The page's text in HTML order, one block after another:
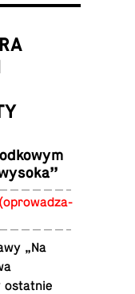
„Na
ostat­nie